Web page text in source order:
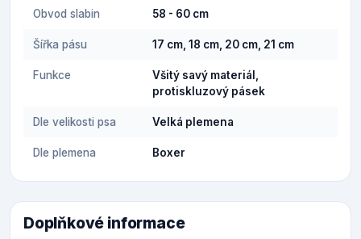
Obvod slabin 58 - 60 cm
Šířka pásu 17 cm, 18 cm, 20 cm, 21 cm
Funkce
Všitý savý materiál,
protiskluzový pásek
Dle velikosti psa Velká plemena
Dle plemena Boxer
Doplňkové informace